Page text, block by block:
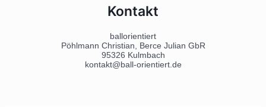
Kontakt
ballorientiert
Pöhlmann Christian, Berce Julian GbR
95326 Kulmbach
kontakt@ball-orientiert.de